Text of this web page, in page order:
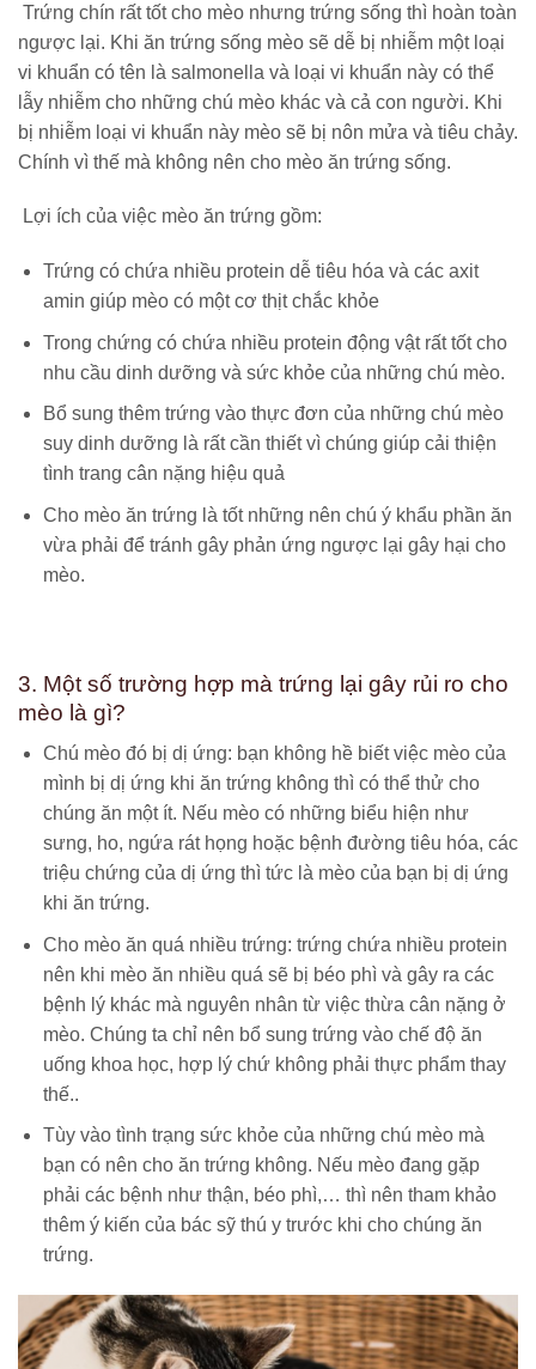
Trứng chín rất tốt cho mèo nhưng trứng sống thì hoàn toàn
ngược lại. Khi ăn trứng sống mèo sẽ dễ bị nhiễm một loại
vi khuẩn có tên là salmonella và loại vi khuẩn này có thể
lẫy nhiễm cho những chú mèo khác và cả con người. Khi
bị nhiễm loại vi khuẩn này mèo sẽ bị nôn mửa và tiêu chảy.
Chính vì thế mà không nên cho mèo ăn trứng sống.
Lợi ích của việc mèo ăn trứng gồm:
Trứng có chứa nhiều protein dễ tiêu hóa và các axit
amin giúp mèo có một cơ thịt chắc khỏe
Trong chứng có chứa nhiều protein động vật rất tốt cho
nhu cầu dinh dưỡng và sức khỏe của những chú mèo.
Bổ sung thêm trứng vào thực đơn của những chú mèo
suy dinh dưỡng là rất cần thiết vì chúng giúp cải thiện
tình trang cân nặng hiệu quả
Cho mèo ăn trứng là tốt những nên chú ý khẩu phần ăn
vừa phải để tránh gây phản ứng ngược lại gây hại cho
mèo.
3. Một số trường hợp mà trứng lại gây rủi ro cho
mèo là gì?
Chú mèo đó bị dị ứng: bạn không hề biết việc mèo của
mình bị dị ứng khi ăn trứng không thì có thể thử cho
chúng ăn một ít. Nếu mèo có những biểu hiện như
sưng, ho, ngứa rát họng hoặc bệnh đường tiêu hóa, các
triệu chứng của dị ứng thì tức là mèo của bạn bị dị ứng
khi ăn trứng.
Cho mèo ăn quá nhiều trứng: trứng chứa nhiều protein
nên khi mèo ăn nhiều quá sẽ bị béo phì và gây ra các
bệnh lý khác mà nguyên nhân từ việc thừa cân nặng ở
mèo. Chúng ta chỉ nên bổ sung trứng vào chế độ ăn
uống khoa học, hợp lý chứ không phải thực phẩm thay
thế..
Tùy vào tình trạng sức khỏe của những chú mèo mà
bạn có nên cho ăn trứng không. Nếu mèo đang gặp
phải các bệnh như thận, béo phì,… thì nên tham khảo
thêm ý kiến của bác sỹ thú y trước khi cho chúng ăn
trứng.